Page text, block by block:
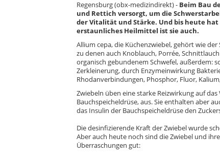
Regensburg (obx-medizindirekt) - Beim Bau
und Rettich versorgt, um die
der Vitalität und Stärke. Und bis heute
erstaunliches Heilmittel ist sie auch.
Allium cepa, die Küchenzwiebel, gehört wie
zu denen auch Knoblauch, Porrée,
organisch gebundenem Schwefel, außerdem:
Zerkleinerung, durch Enzymeinwirkung
Rhodanverbindungen, Phosphor, Fluor,
Zwiebeln üben eine starke Reizwirkung auf
Bauchspeicheldrüse, aus. Sie enthalten aber
das Insulin der Bauchspeicheldrüse den
Die desinfizierende Kraft der Zwiebel wurde
Aber auch heute noch sind die Zwiebel und
Überraschungen gut: